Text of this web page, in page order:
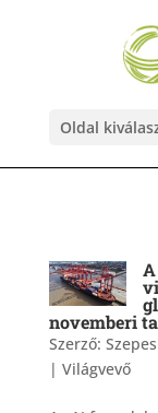
Oldal
novemberi
Szerző:
| Világvevő